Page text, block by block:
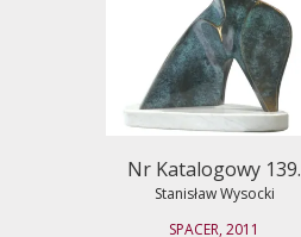
Nr Katalogowy 139.
Stanisław Wysocki
SPACER, 2011